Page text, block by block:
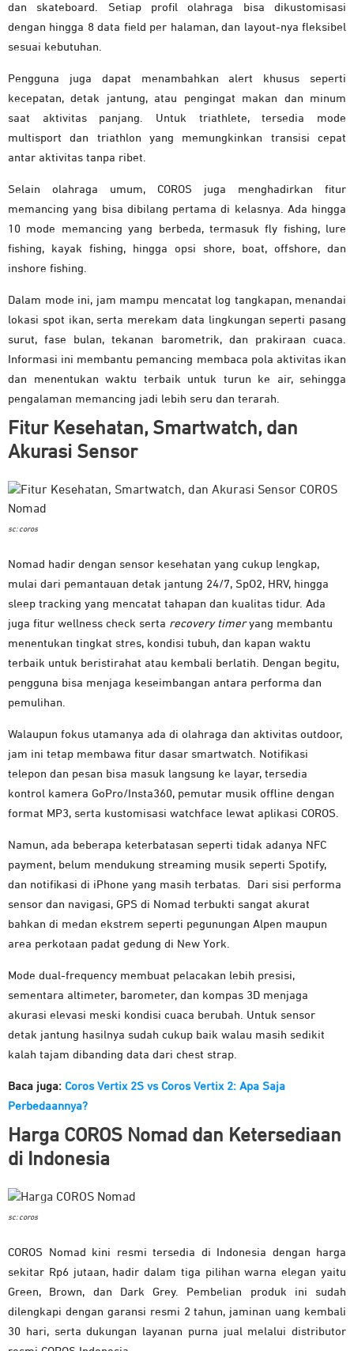
dan skateboard. Setiap profil olahraga bisa dikustomisasi
dengan hingga 8 data field per halaman, dan layout-nya fleksibel
sesuai kebutuhan.
Pengguna juga dapat menambahkan alert khusus seperti
kecepatan, detak jantung, atau pengingat makan dan minum
saat aktivitas panjang. Untuk triathlete, tersedia mode
multisport dan triathlon yang memungkinkan transisi cepat
antar aktivitas tanpa ribet.
Selain olahraga umum, COROS juga menghadirkan fitur
memancing yang bisa dibilang pertama di kelasnya. Ada hingga
10 mode memancing yang berbeda, termasuk fly fishing, lure
fishing, kayak fishing, hingga opsi shore, boat, offshore, dan
inshore fishing.
Dalam mode ini, jam mampu mencatat log tangkapan, menandai
lokasi spot ikan, serta merekam data lingkungan seperti pasang
surut, fase bulan, tekanan barometrik, dan prakiraan cuaca.
Informasi ini membantu pemancing membaca pola aktivitas ikan
dan menentukan waktu terbaik untuk turun ke air, sehingga
pengalaman memancing jadi lebih seru dan terarah.
Fitur Kesehatan, Smartwatch, dan
Akurasi Sensor
sc: coros
Nomad hadir dengan sensor kesehatan yang cukup lengkap,
mulai dari pemantauan detak jantung 24/7, SpO2, HRV, hingga
sleep tracking yang mencatat tahapan dan kualitas tidur. Ada
juga fitur wellness check serta recovery timeryang membantu
menentukan tingkat stres, kondisi tubuh, dan kapan waktu
terbaik untuk beristirahat atau kembali berlatih. Dengan begitu,
pengguna bisa menjaga keseimbangan antara performa dan
pemulihan.
Walaupun fokus utamanya ada di olahraga dan aktivitas outdoor,
jam ini tetap membawa fitur dasar smartwatch. Notifikasi
telepon dan pesan bisa masuk langsung ke layar, tersedia
kontrol kamera GoPro/Insta360, pemutar musik offline dengan
format MP3, serta kustomisasi watchface lewat aplikasi COROS.
Namun, ada beberapa keterbatasan seperti tidak adanya NFC
payment, belum mendukung streaming musik seperti Spotify,
dan notifikasi di iPhone yang masih terbatas. Dari sisi performa
sensor dan navigasi, GPS di Nomad terbukti sangat akurat
bahkan di medan ekstrem seperti pegunungan Alpen maupun
area perkotaan padat gedung di New York.
Mode dual-frequency membuat pelacakan lebih presisi,
sementara altimeter, barometer, dan kompas 3D menjaga
akurasi elevasi meski kondisi cuaca berubah. Untuk sensor
detak jantung hasilnya sudah cukup baik walau masih sedikit
kalah tajam dibanding data dari chest strap.
Baca juga: Coros Vertix 2S vs Coros Vertix 2: Apa Saja
Perbedaannya?
Harga COROS Nomad dan Ketersediaan
di Indonesia
sc: coros
COROS Nomad kini resmi tersedia di Indonesia dengan harga
sekitar Rp6 jutaan, hadir dalam tiga pilihan warna elegan yaitu
Green, Brown, dan Dark Grey. Pembelian produk ini sudah
dilengkapi dengan garansi resmi 2 tahun, jaminan uang kembali
30 hari, serta dukungan layanan purna jual melalui distributor